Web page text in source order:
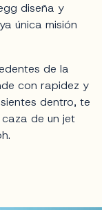
diseña y
única misión
de la
con rapidez y
dentro, te
de un jet